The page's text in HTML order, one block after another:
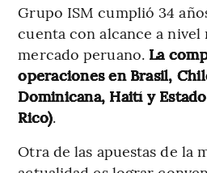
Grupo ISM cumplió 34
cuenta con alcance a nivel
mercado peruano. La
operaciones en Brasil,
Dominicana, Haití y
Rico).
Otra de las apuestas de la